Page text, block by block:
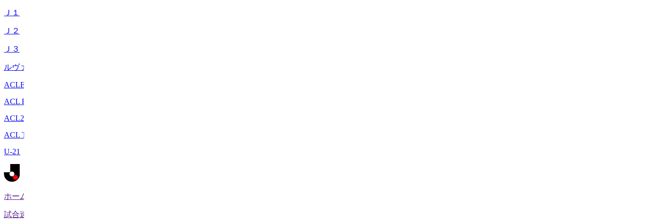
Ｊ１
Ｊ２
Ｊ３
ルヴァンカップ
ACLE
ACL Elite
ACL2
ACL Two
U-21
ホーム
試合速報